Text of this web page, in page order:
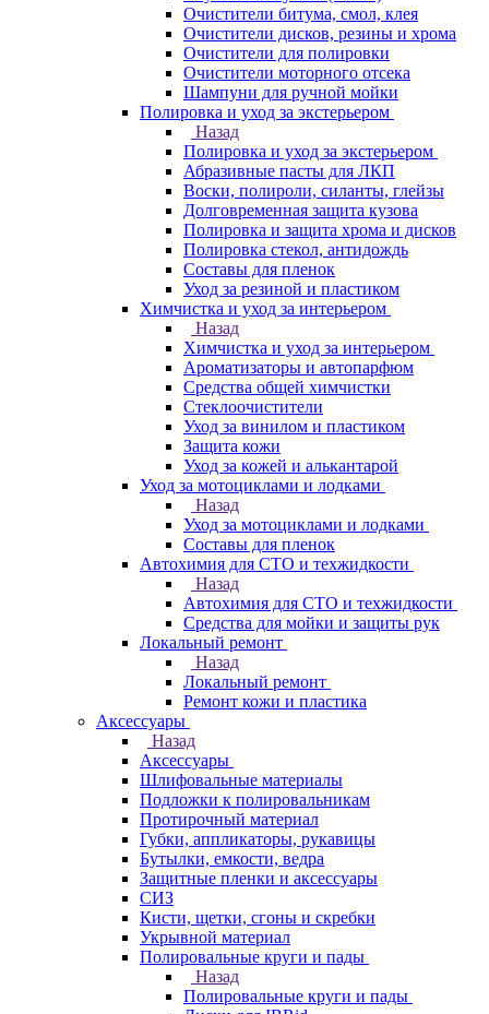
Очистители битума, смол, клея
Очистители дисков, резины и хрома
Очистители для полировки
Очистители моторного отсека
Шампуни для ручной мойки
Полировка и уход за экстерьером
Назад
Полировка и уход за экстерьером
Абразивные пасты для ЛКП
Воски, полироли, силанты, глейзы
Долговременная защита кузова
Полировка и защита хрома и дисков
Полировка стекол, антидождь
Составы для пленок
Уход за резиной и пластиком
Химчистка и уход за интерьером
Назад
Химчистка и уход за интерьером
Ароматизаторы и автопарфюм
Средства общей химчистки
Стеклоочистители
Уход за винилом и пластиком
Защита кожи
Уход за кожей и алькантарой
Уход за мотоциклами и лодками
Назад
Уход за мотоциклами и лодками
Составы для пленок
Автохимия для СТО и техжидкости
Назад
Автохимия для СТО и техжидкости
Средства для мойки и защиты рук
Локальный ремонт
Назад
Локальный ремонт
Ремонт кожи и пластика
Аксессуары
Назад
Аксессуары
Шлифовальные материалы
Подложки к полировальникам
Протирочный материал
Губки, аппликаторы, рукавицы
Бутылки, емкости, ведра
Защитные пленки и аксессуары
СИЗ
Кисти, щетки, сгоны и скребки
Укрывной материал
Полировальные круги и пады
Назад
Полировальные круги и пады